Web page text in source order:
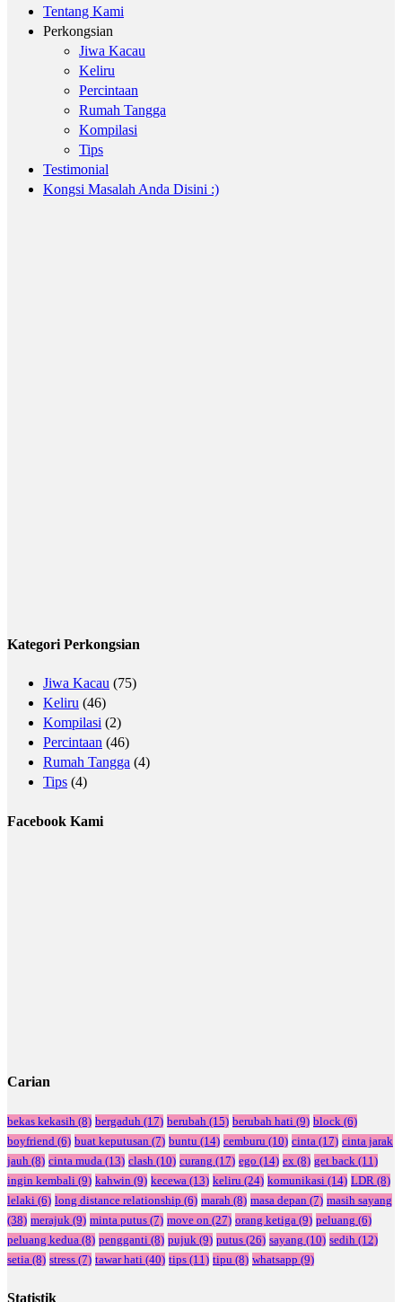
Tentang Kami
Perkongsian
Jiwa Kacau
Keliru
Percintaan
Rumah Tangga
Kompilasi
Tips
Testimonial
Kongsi Masalah Anda Disini :)
Kategori Perkongsian
Jiwa Kacau (75)
Keliru (46)
Kompilasi (2)
Percintaan (46)
Rumah Tangga (4)
Tips (4)
Facebook Kami
Carian
bekas kekasih (8) bergaduh (17) berubah (15) berubah hati (9) block (6)
boyfriend (6) buat keputusan (7) buntu (14) cemburu (10) cinta (17) cinta jarak
jauh (8) cinta muda (13) clash (10) curang (17) ego (14) ex (8) get back (11)
ingin kembali (9) kahwin (9) kecewa (13) keliru (24) komunikasi (14) LDR (8)
lelaki (6) long distance relationship (6) marah (8) masa depan (7) masih sayang
(38) merajuk (9) minta putus (7) move on (27) orang ketiga (9) peluang (6)
peluang kedua (8) pengganti (8) pujuk (9) putus (26) sayang (10) sedih (12)
setia (8) stress (7) tawar hati (40) tips (11) tipu (8) whatsapp (9)
Statistik